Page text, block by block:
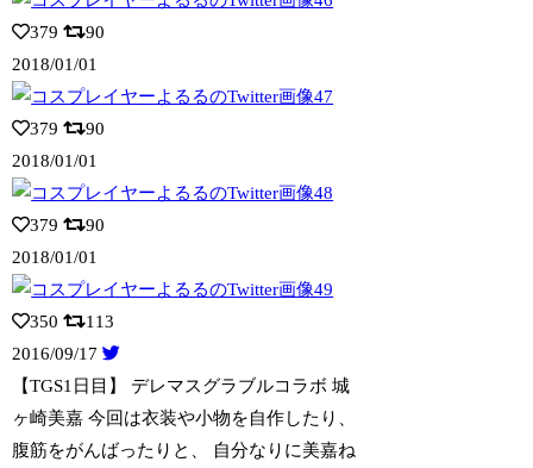
379
90
2018/01/01
379
90
2018/01/01
379
90
2018/01/01
350
113
2016/09/17
【TGS1日目】 デレマスグラブルコラボ 城
ヶ崎美嘉 今回は衣装や小物を自作したり、
腹筋をがんばったりと、 自分なりに美嘉ね